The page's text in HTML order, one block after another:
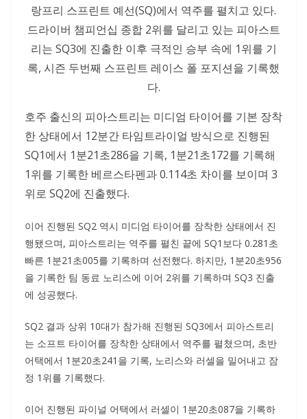
랑프리 스프린트 예선(SQ)에서 역주를 펼치고 있다.
드라이버 챔피언십 종합 2위를 달리고 있는 피아스트
리는 SQ3에 진출한 이후 극적인 승부 속에 1위를 기
록, 시즌 두번째 스프린트 레이스 폴 포지션을 기록했
다.
호주 출신의 피아스트리는 미디엄 타이어를 기본 장착
한 상태에서 12분간 타임트라이얼 방식으로 진행된
SQ1에서 1분21초286을 기록, 1분21초172를 기록해
1위를 기록한 베르스타펜과 0.114초 차이를 보이며 3
위로 SQ2에 진출했다.
이어 진행된 SQ2 역시 미디엄 타이어를 장착한 상태에서 진
행됐으며, 피아스트리는 역주를 펼친 끝에 SQ1보다 0.281초
빠른 1분21초005를 기록하며 선전했다. 하지만, 1분20초956
을 기록한 팀 동료 노리스에 이어 2위를 기록하며 SQ3 진출
에 성공했다.
SQ2 결과 상위 10대가 참가해 진행된 SQ3에서 피아스트리
는 소프트 타이어를 장착한 상태에서 역주를 펼쳤으며, 초반
어택에서 1분20초241을 기록, 노리스와 러셀을 밀어내고 잠
정 1위를 기록했다.
이어 진행된 파이널 어택에서 러셀이 1분20초087을 기록하